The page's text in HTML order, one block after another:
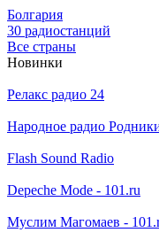
Болгария
30 радиостанций
Все страны
Новинки
Релакс радио 24
Народное радио
Flash Sound Radio
Depeche Mode - 101.ru
Муслим Магомаев -